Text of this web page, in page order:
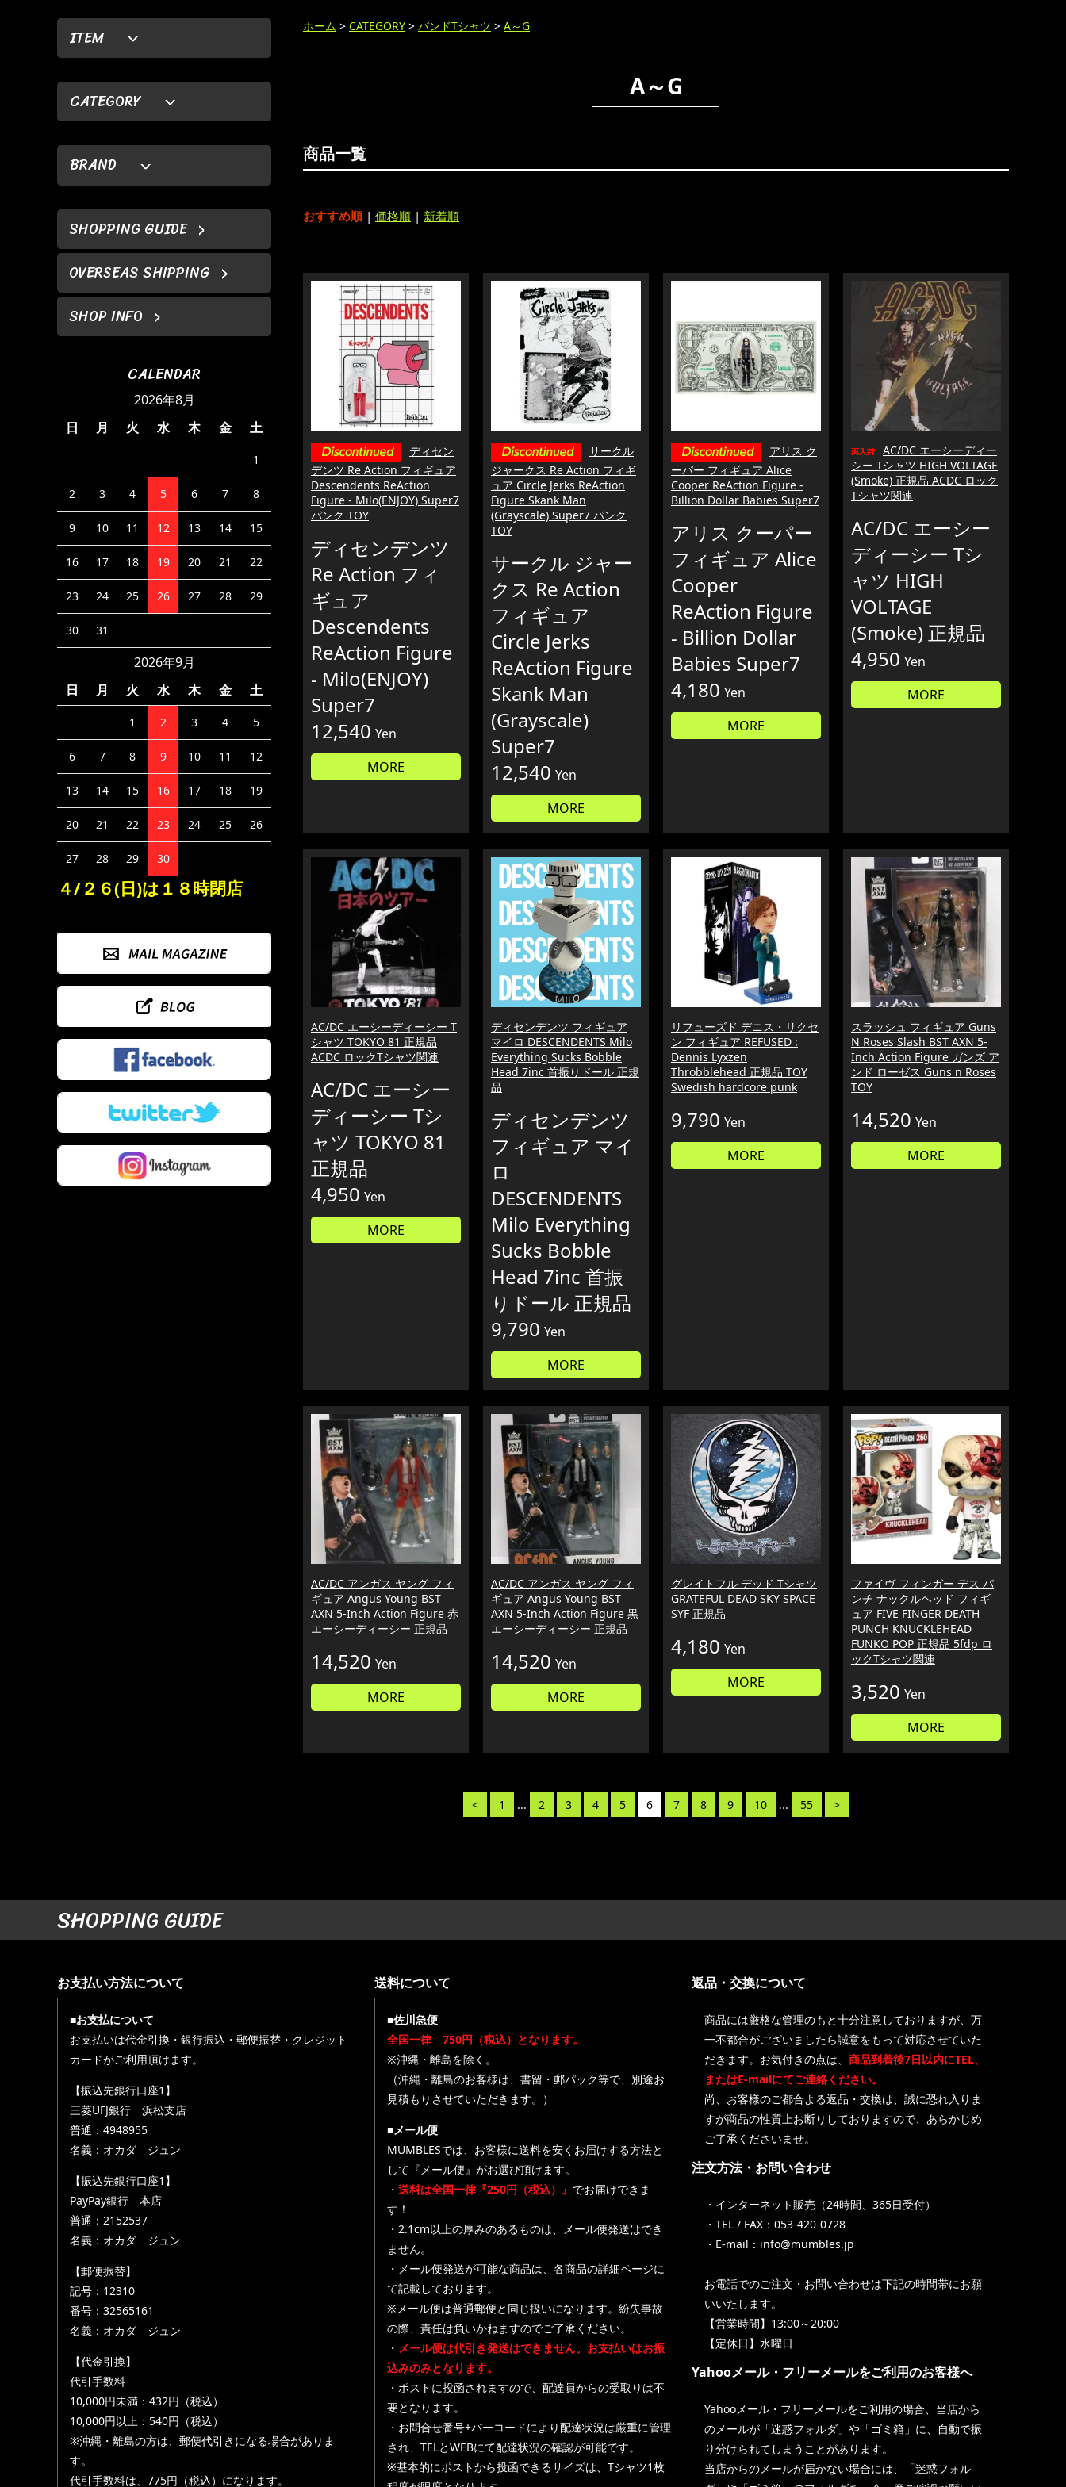
ITEM
CATEGORY
BRAND
SHOPPING GUIDE
OVERSEAS SHIPPING
SHOP INFO
CALENDAR
2026年8月
日
月 火 水 木 金 土
1
2 3 4 5 6 7 8
9 10 11 12 13 14 15
16 17 18 19 20 21 22
23 24 25 26 27 28 29
30 31
2026年9月
日
月 火 水 木 金 土
1 2 3 4 5
6 7 8 9 10 11 12
13 14 15 16 17 18 19
20 21 22 23 24 25 26
27 28 29 30
４/２６(日)は１８時閉店
ホーム > CATEGORY > バンドTシャツ > A～G
A～G
商品一覧
おすすめ順| 価格順 | 新着順
ディセン
デンツ Re Action フィギュア
Descendents ReAction
Figure - Milo(ENJOY) Super7
パンク TOY
ディセンデンツ
Re Action フィ
ギュア
Descendents
ReAction Figure
- Milo(ENJOY)
Super7
12,540 Yen
MORE
サークル
ジャークス Re Action フィギ
ュア Circle Jerks ReAction
Figure Skank Man
(Grayscale) Super7 パンク
TOY
サークル ジャー
クス Re Action
フィギュア
Circle Jerks
ReAction Figure
Skank Man
(Grayscale)
Super7
12,540 Yen
MORE
アリス ク
ーパー フィギュア Alice
Cooper ReAction Figure -
Billion Dollar Babies Super7
アリス クーパー
フィギュア Alice
Cooper
ReAction Figure
- Billion Dollar
Babies Super7
4,180 Yen
MORE
AC/DC エーシーディー
シー Tシャツ HIGH VOLTAGE
(Smoke) 正規品 ACDC ロック
Tシャツ関連
AC/DC エーシー
ディーシー Tシ
ャツ HIGH
VOLTAGE
(Smoke) 正規品
4,950 Yen
MORE
AC/DC エーシーディーシー T
シャツ TOKYO 81 正規品
ACDC ロックTシャツ関連
AC/DC エーシー
ディーシー Tシ
ャツ TOKYO 81
正規品
4,950 Yen
MORE
ディセンデンツ フィギュア
マイロ DESCENDENTS Milo
Everything Sucks Bobble
Head 7inc 首振りドール 正規
品
ディセンデンツ
フィギュア マイ
ロ
DESCENDENTS
Milo Everything
Sucks Bobble
Head 7inc 首振
りドール 正規品
9,790 Yen
MORE
リフューズド デニス・リクセ
ン フィギュア REFUSED :
Dennis Lyxzen
Throbblehead 正規品 TOY
Swedish hardcore punk
9,790 Yen
MORE
スラッシュ フィギュア Guns
N Roses Slash BST AXN 5-
Inch Action Figure ガンズ ア
ンド ローゼス Guns n Roses
TOY
14,520 Yen
MORE
AC/DC アンガス ヤング フィ
ギュア Angus Young BST
AXN 5-Inch Action Figure 赤
エーシーディーシー 正規品
14,520 Yen
MORE
AC/DC アンガス ヤング フィ
ギュア Angus Young BST
AXN 5-Inch Action Figure 黒
エーシーディーシー 正規品
14,520 Yen
MORE
グレイトフル デッド Tシャツ
GRATEFUL DEAD SKY SPACE
SYF 正規品
4,180 Yen
MORE
ファイヴ フィンガー デス パ
ンチ ナックルヘッド フィギ
ュア FIVE FINGER DEATH
PUNCH KNUCKLEHEAD
FUNKO POP 正規品 5fdp ロ
ックTシャツ関連
3,520 Yen
MORE
< 1 ... 2 3 4 5 6 7 8 9 10 ... 55 >
SHOPPING GUIDE
お支払い方法について
■お支払について
お支払いは代金引換・銀行振込・郵便振替・クレジット
カードがご利用頂けます。
【振込先銀行口座1】
三菱UFJ銀行 浜松支店
普通：4948955
名義：オカダ ジュン
【振込先銀行口座1】
PayPay銀行 本店
普通：2152537
名義：オカダ ジュン
【郵便振替】
記号：12310
番号：32565161
名義：オカダ ジュン
【代金引換】
代引手数料
10,000円未満：432円（税込）
10,000円以上：540円（税込）
※沖縄・離島の方は、郵便代引きになる場合がありま
す。
代引手数料は、775円（税込）になります。
送料について
■佐川急便
全国一律 750円（税込）となります。
※沖縄・離島を除く。
（沖縄・離島のお客様は、書留・郵パック等で、別途お
見積もりさせていただきます。）
■メール便
MUMBLESでは、お客様に送料を安くお届けする方法と
して『メール便』がお選び頂けます。
・ 送料は全国一律『250円（税込）』 でお届けできま
す！
・2.1cm以上の厚みのあるものは、メール便発送はでき
ません。
・メール便発送が可能な商品は、各商品の詳細ページに
て記載しております。
※メール便は普通郵便と同じ扱いになります。紛失事故
の際、責任は負いかねますのでご了承ください。
・ メール便は代引き発送はできません。お支払いはお振
込みのみとなります。
・ポストに投函されますので、配達員からの受取りは不
要となります。
・お問合せ番号+バーコードにより配達状況は厳重に管理
され、TELとWEBにて配達状況の確認が可能です。
※基本的にポストから投函できるサイズは、Tシャツ1枚
返品・交換について
商品には厳格な管理のもと十分注意しておりますが、万
一不都合がございましたら誠意をもって対応させていた
だきます。お気付きの点は、 商品到着後7日以内にTEL、
またはE-mailにてご連絡ください。
尚、お客様のご都合よる返品・交換は、誠に恐れ入りま
すが商品の性質上お断りしておりますので、あらかじめ
ご了承くださいませ。
注文方法・お問い合わせ
・インターネット販売（24時間、365日受付）
・TEL / FAX：053-420-0728
・E-mail：info@mumbles.jp
お電話でのご注文・お問い合わせは下記の時間帯にお願
いいたします。
【営業時間】13:00～20:00
【定休日】水曜日
Yahooメール・フリーメールをご利用のお客様へ
Yahooメール・フリーメールをご利用の場合、当店から
のメールが「迷惑フォルダ」や「ゴミ箱」に、自動で振
り分けられてしまうことがあります。
当店からのメールが届かない場合には、「迷惑フォル